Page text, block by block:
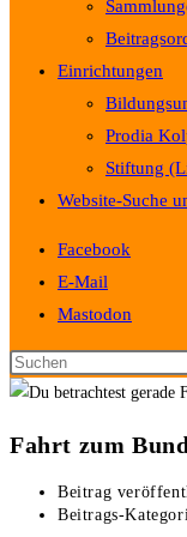
Einrichtungen
Prodia
Stiftung
Website-Suche
Facebook
E-Mail
Mastodon
Fahrt zum
Beitrag
Beitrags-